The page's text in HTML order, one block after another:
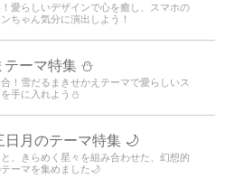
愛らしいデザインで心を癒し、スマホの
ちゃん気分に演出しよう！
ーマ特集️ ⛄️
！雪だるまきせかえテーマで愛らしいス
手に入れよう️⛄️
日月のテーマ特集 🌙
、きらめく星々を組み合わせた、幻想的
ーマを集めました🌙